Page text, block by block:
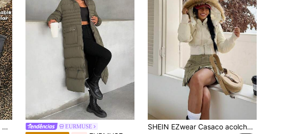
EURMUSE SHEIN EZwear Casaco acolchoado feminino com gola de pele e cintura marcada para outono/inverno.